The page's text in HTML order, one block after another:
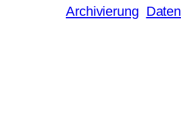
Archivierung Daten